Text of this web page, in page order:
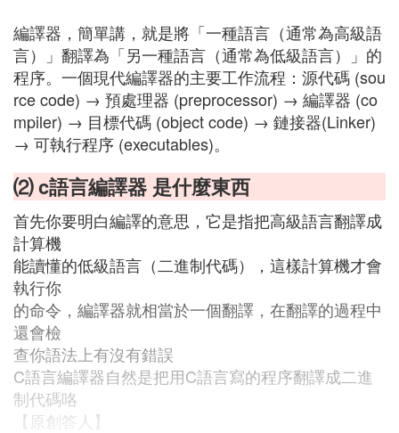
編譯器，簡單講，就是將「一種語言（通常為高級語
言）」翻譯為「另一種語言（通常為低級語言）」的
程序。一個現代編譯器的主要工作流程：源代碼 (sou
rce code) → 預處理器 (preprocessor) → 編譯器 (co
mpiler) → 目標代碼 (object code) → 鏈接器(Linker)
→ 可執行程序 (executables)。
⑵ c語言編譯器 是什麼東西
首先你要明白編譯的意思，它是指把高級語言翻譯成
計算機
能讀懂的低級語言（二進制代碼），這樣計算機才會
執行你
的命令，編譯器就相當於一個翻譯，在翻譯的過程中
還會檢
查你語法上有沒有錯誤
C語言編譯器自然是把用C語言寫的程序翻譯成二進
制代碼咯
【原創答人】